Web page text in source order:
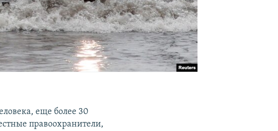
еще более 30
правоохранители,